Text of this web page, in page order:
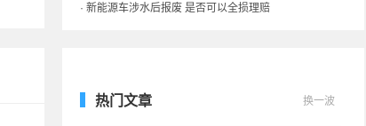
· 新能源车涉水后报废 是否可以全损理赔
热门文章 换一波